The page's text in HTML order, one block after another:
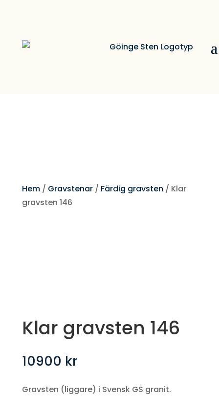
Hem/ Gravstenar/ Färdig gravsten / Klar
gravsten 146
Klar gravsten 146
10900 kr
Gravsten (liggare) i Svensk GS granit.